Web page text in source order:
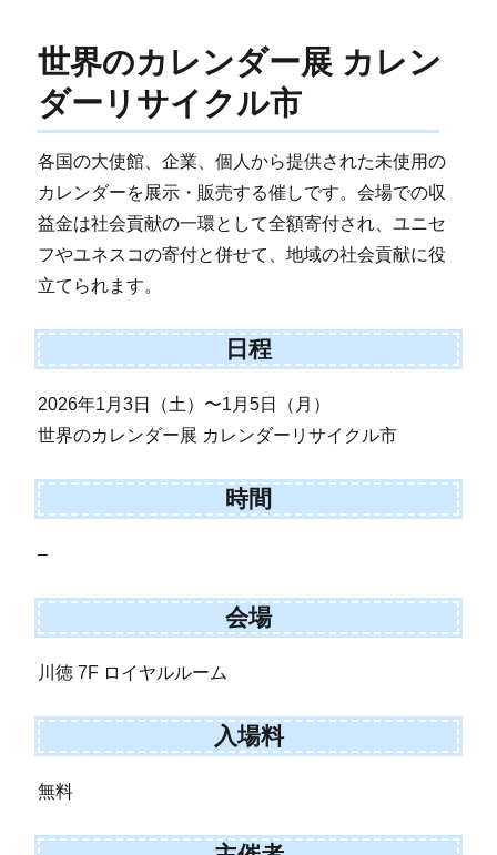
世界のカレンダー展 カレン
ダーリサイクル市
各国の大使館、企業、個人から提供された未使用の
カレンダーを展示・販売する催しです。会場での収
益金は社会貢献の一環として全額寄付され、ユニセ
フやユネスコの寄付と併せて、地域の社会貢献に役
立てられます。
日程
2026年1月3日（土）〜1月5日（月）
世界のカレンダー展 カレンダーリサイクル市
時間
–
会場
川徳 7F ロイヤルルーム
入場料
無料